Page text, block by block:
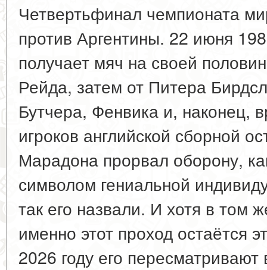
Четвертьфинал чемпионата
против Аргентины. 22 июня
получает мяч на своей
Рейда, затем от Питера
Бутчера, Фенвика и, наконец,
игроков английской сборной
Марадона прорвал оборону,
символом гениальной
так его назвали. И хотя в том
именно этот проход остаётся
2026 году его